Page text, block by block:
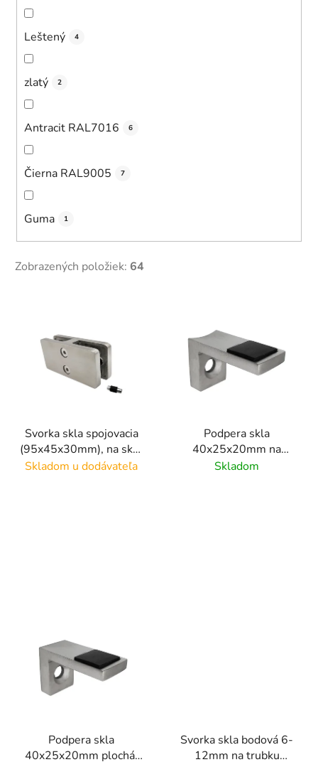
Leštený 4
zlatý 2
Antracit RAL7016 6
Čierna RAL9005 7
Guma 1
Zobrazených položiek: 64
Svorka skla spojovacia
(95x45x30mm), na sklo
8-12,76mm, brúsený
Skladom u dodávateľa
Podpera skla
40x25x20mm na
trubku 42.4mm,
Skladom
Podpera skla
40x25x20mm plochá,
Svorka skla bodová 6-
12mm na trubku